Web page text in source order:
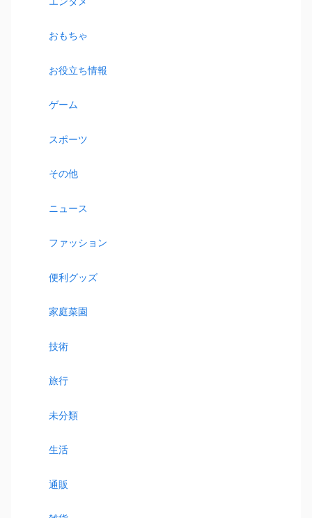
おもちゃ
お役立ち情報
ゲーム
スポーツ
その他
ニュース
ファッション
便利グッズ
家庭菜園
技術
旅行
未分類
生活
通販